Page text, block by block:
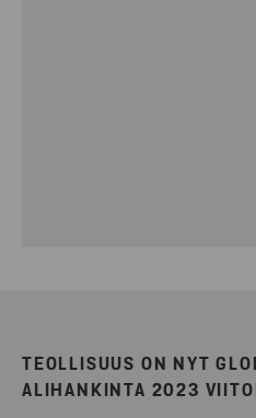
TEOLLISUUS ON NYT
ALIHANKINTA 2023